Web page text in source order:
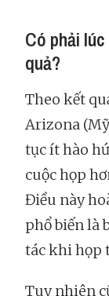
Có phải
quả?
Theo kết
Arizona
tục ít hào
cuộc họp
Điều này
phổ biến là
tác khi họp
Tuy nhiên